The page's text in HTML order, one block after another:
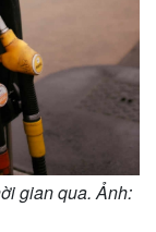
gian qua. Ảnh: